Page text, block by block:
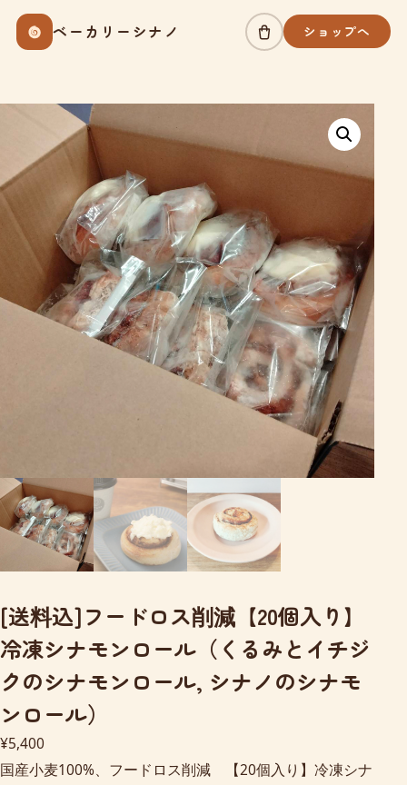
Skip
ベーカリーシナノ ショップへ
[送料込]フードロス削減【20個入り】
冷凍シナモンロール（くるみとイチジ
クのシナモンロール, シナノのシナモ
ンロール）
¥5,400
国産小麦100%、フードロス削減 【20個入り】冷凍シナ